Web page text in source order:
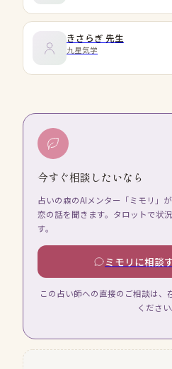
きさらぎ 先生
九星気学
今すぐ相談したいなら
占いの森のAIメンター「ミモリ」
恋の話を聞きます。タロットで状
す。
ミモリに相談
この占い師への直接のご相談は、
ください